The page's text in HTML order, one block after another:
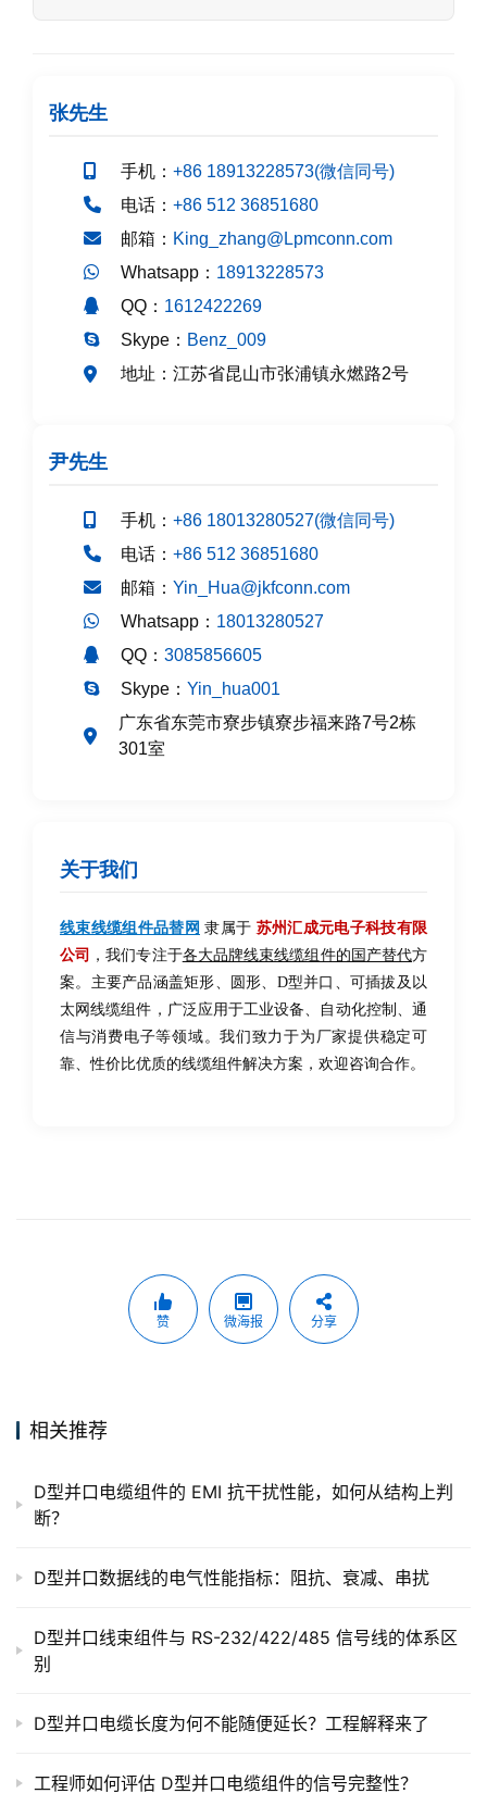
张先生
手机： +86 18913228573(微信同号)
电话： +86 512 36851680
邮箱： King_zhang@Lpmconn.com
Whatsapp： 18913228573
QQ： 1612422269
Skype： Benz_009
地址： 江苏省昆山市张浦镇永燃路2号
尹先生
手机： +86 18013280527(微信同号)
电话： +86 512 36851680
邮箱： Yin_Hua@jkfconn.com
Whatsapp： 18013280527
QQ： 3085856605
Skype： Yin_hua001
广东省东莞市寮步镇寮步福来路7号2栋
301室
关于我们
线束线缆组件品替网 隶属于 苏州汇成元电子科技有限
公司 ，我们专注于各大品牌线束线缆组件的国产替代方
案。主要产品涵盖矩形、圆形、D型并口、可插拔及以
太网线缆组件，广泛应用于工业设备、自动化控制、通
信与消费电子等领域。我们致力于为厂家提供稳定可
靠、性价比优质的线缆组件解决方案，欢迎咨询合作。
赞 微海报 分享
相关推荐
D型并口电缆组件的 EMI 抗干扰性能，如何从结构上判
断？
D型并口数据线的电气性能指标：阻抗、衰减、串扰
D型并口线束组件与 RS-232/422/485 信号线的体系区
别
D型并口电缆长度为何不能随便延长？工程解释来了
工程师如何评估 D型并口电缆组件的信号完整性？